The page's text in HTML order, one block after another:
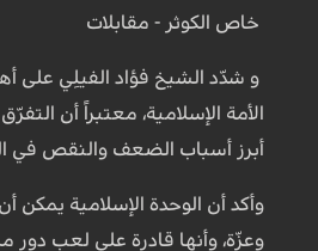
خاص الكوثر - مقابلات
و شدّد الشيخ فؤاد الفيلِي على
الأمة الإسلامية، معتبراً أن
أبرز أسباب الضعف والنقص في
وأكد أن الوحدة الإسلامية
وعزّة، وأنها قادرة على لعب